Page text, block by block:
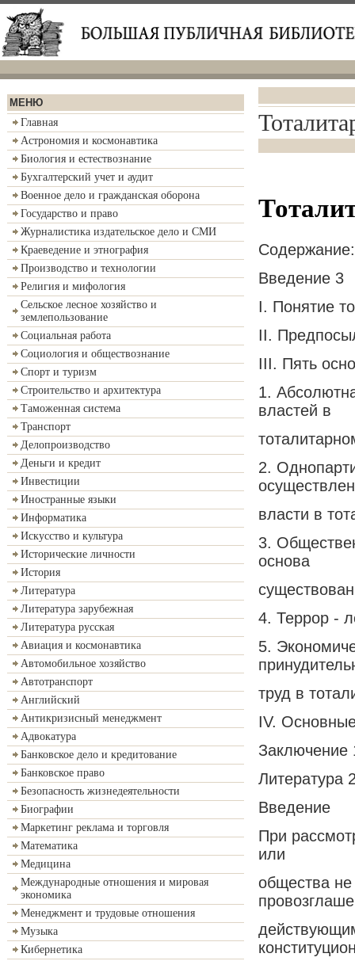
МЕНЮ
Главная
Астрономия и космонавтика
Биология и естествознание
Бухгалтерский учет и аудит
Военное дело и гражданская оборона
Государство и право
Журналистика издательское дело и СМИ
Краеведение и этнография
Производство и технологии
Религия и мифология
Сельское лесное хозяйство и
землепользование
Социальная работа
Социология и обществознание
Спорт и туризм
Строительство и архитектура
Таможенная система
Транспорт
Делопроизводство
Деньги и кредит
Инвестиции
Иностранные языки
Информатика
Искусство и культура
Исторические личности
История
Литература
Литература зарубежная
Литература русская
Авиация и космонавтика
Автомобильное хозяйство
Автотранспорт
Английский
Антикризисный менеджмент
Адвокатура
Банковское дело и кредитование
Банковское право
Безопасность жизнедеятельности
Биографии
Маркетинг реклама и торговля
Математика
Медицина
Международные отношения и мировая
экономика
Менеджмент и трудовые отношения
Музыка
Кибернетика
Содержание:
Введение 3
I. Понятие
II.
III. Пять
1.
властей в
2.
власти в
3.
основа
4. Террор -
5.
труд в
IV.
Заключение
Литература
Введение
При
или
общества